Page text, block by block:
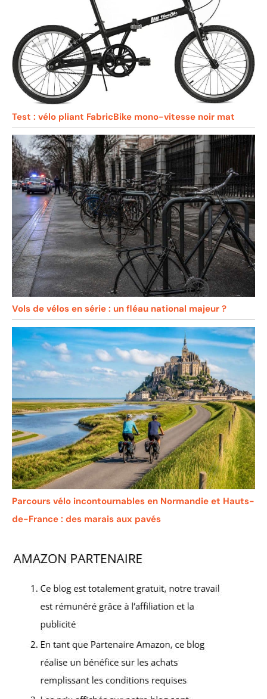
Test : vélo pliant FabricBike mono-vitesse noir mat
Vols de vélos en série : un fléau national majeur ?
Parcours vélo incontournables en Normandie et Hauts-
de-France : des marais aux pavés